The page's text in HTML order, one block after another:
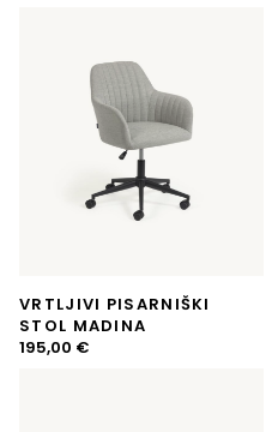
VRTLJIVI PISARNIŠKI
STOL MADINA
195,00 €